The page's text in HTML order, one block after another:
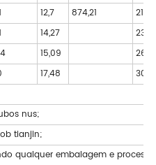
12,7 874,21
21,44
14,27
15,09
26,19
17,48
nus;
tianjin;
qualquer embalagem e